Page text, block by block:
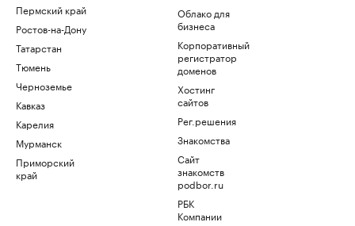
Пермский край
Ростов-на-Дону
Татарстан
Тюмень
Черноземье
Кавказ
Карелия
Мурманск
Приморский
край
Облако для
бизнеса
Корпоративный
регистратор
доменов
Хостинг
сайтов
Рег.решения
Знакомства
Сайт
знакомств
podbor.ru
РБК
Компании